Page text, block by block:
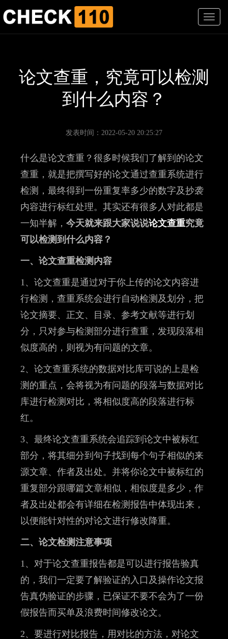
T
o
论文查重，究竟可以检测
到什么内容？
发表时间：2022-05-20 20:25:27
什么是论文查重？很多时候我们了解到的论文
查重，就是把撰写好的论文通过查重系统进行
检测，最终得到一份重复率多少的数字及抄袭
内容进行标红处理。其实还有很多人对此都是
一知半解， 今天就来跟大家说说论文查重究竟
可以检测到什么内容？
一、论文查重检测内容
1、论文查重是通过对于你上传的论文内容进
行检测，查重系统会进行自动检测及划分，把
论文摘要、正文、目录、参考文献等进行划
分，只对参与检测部分进行查重，发现段落相
似度高的，则视为有问题的文章。
2、论文查重系统的数据对比库可说的上是检
测的重点，会将视为有问题的段落与数据对比
库进行检测对比，将相似度高的段落进行标
红。
3、最终论文查重系统会追踪到论文中被标红
部分，将其细分到句子找到每个句子相似的来
源文章、作者及出处。并将你论文中被标红的
重复部分跟哪篇文章相似，相似度是多少，作
者及出处都会有详细在检测报告中体现出来，
以便能针对性的对论文进行修改降重。
二、论文检测注意事项
1、对于论文查重报告都是可以进行报告验真
的，我们一定要了解验证的入口及操作论文报
告真伪验证的步骤，已保证不要不会为了一份
假报告而买单及浪费时间修改论文。
2、要进行对比报告，用对比的方法，对论文